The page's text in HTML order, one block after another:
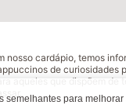
semelhantes para
nosso cardápio, temos
de curiosidades
aqueles que dispõem de